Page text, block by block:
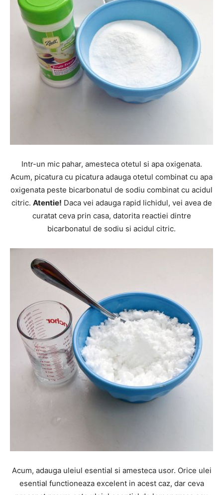
Intr-un mic pahar, amesteca otetul si apa oxigenata.
Acum, picatura cu picatura adauga otetul combinat cu apa
oxigenata peste bicarbonatul de sodiu combinat cu acidul
citric. Atentie! Daca vei adauga rapid lichidul, vei avea de
curatat ceva prin casa, datorita reactiei dintre
bicarbonatul de sodiu si acidul citric.
Acum, adauga uleiul esential si amesteca usor. Orice ulei
esential functioneaza excelent in acest caz, dar ceva